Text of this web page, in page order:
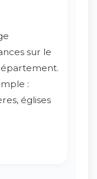
sur le
:
églises